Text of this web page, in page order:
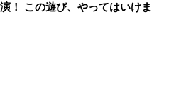
！ この遊び、やってはいけま